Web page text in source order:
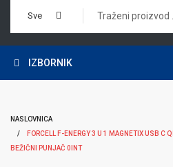
Sve
IZBORNIK
NASLOVNICA
FORCELL F-ENERGY 3 U 1 MAGNETIX USB C
BEŽIČNI PUNJAČ 0INT